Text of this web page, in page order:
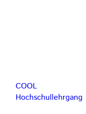
COOL
Hochschullehrgang